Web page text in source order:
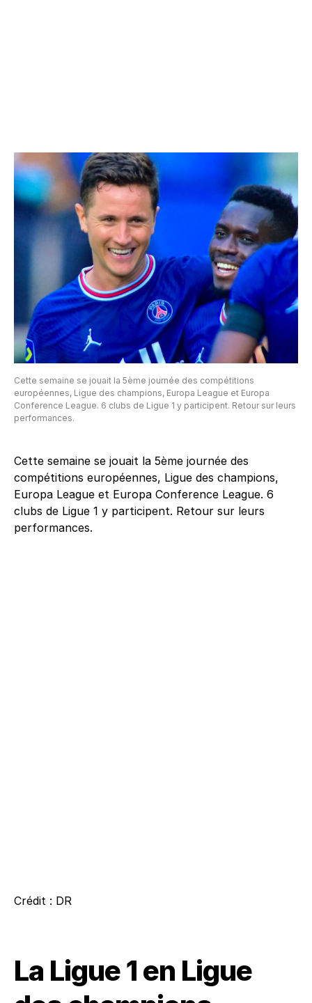
Cette semaine se jouait la 5ème journée des compétitions
européennes, Ligue des champions, Europa League et Europa
Conference League. 6 clubs de Ligue 1 y participent. Retour sur leurs
performances.
Cette semaine se jouait la 5ème journée des
compétitions européennes, Ligue des champions,
Europa League et Europa Conference League. 6
clubs de Ligue 1 y participent. Retour sur leurs
performances.
Crédit : DR
La Ligue 1 en Ligue